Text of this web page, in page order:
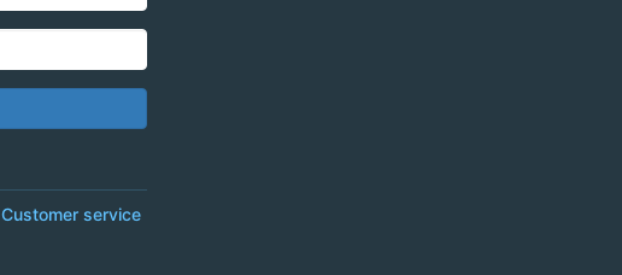
Customer service